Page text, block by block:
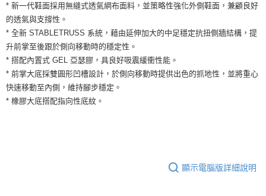
２．便利：只要手機號碼，簡訊認證，即可結帳。
３．安心：先確認商品／服務後，再付款。
【「AFTEE先享後付」結帳流程】
１．於結帳方式選擇「AFTEE先享後付」後，將跳轉至「AFTEE先享後付」
結帳頁面，進行簡訊認證並確認金額後，即可完成結帳。
２．訂單成立數日內，您將收到繳費通知簡訊。
３．收到繳費通知簡訊後14天內，點擊此簡訊中的連結，可透過四大超商／
ATM／網路銀行／等多元方式進行付款，方視為交易完成。
※ 請注意：結帳手續完成當下不需立刻繳費，但若您需要取消訂單，請聯絡
運送方式
全家取貨付款
每筆NT$60，滿NT$1,500(含以上)免運費
付款後全家取貨
每筆NT$60，滿NT$1,500(含以上)免運費
7-11取貨付款
* 新一代鞋面採用無縫式透氣網布面料，並策略性強化外側鞋面，兼顧良好
的透氣與支撐性。
* 全新 STABLETRUSS 系統，藉由延伸加大的中足穩定抗扭側牆結構，提
升前掌至後跟於側向移動時的穩定性。
* 搭配內置式 GEL 亞瑟膠，具良好吸震緩衝性能。
* 前掌大底採雙圓形凹槽設計，於側向移動時提供出色的抓地性，並將重心
快速移動至內側，維持腳步穩定。
* 橡膠大底搭配指向性底紋。
顯示電腦版詳細說明